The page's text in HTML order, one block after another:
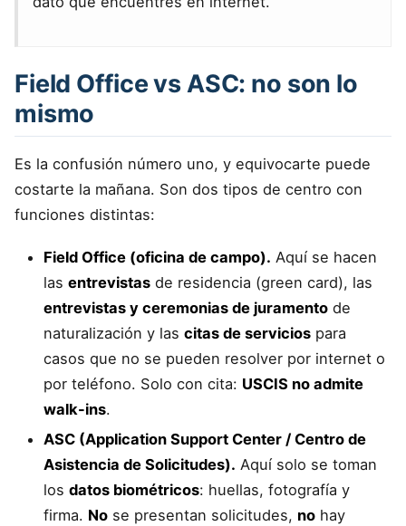
Field Office vs ASC: no son lo
mismo
Es la confusión número uno, y equivocarte puede
costarte la mañana. Son dos tipos de centro con
funciones distintas:
Field Office (oficina de campo). Aquí se hacen
las entrevistas de residencia (green card), las
entrevistas y ceremonias de juramento de
naturalización y las citas de servicios para
casos que no se pueden resolver por internet o
por teléfono. Solo con cita: USCIS no admite
walk-ins.
ASC (Application Support Center / Centro de
Asistencia de Solicitudes). Aquí solo se toman
los datos biométricos: huellas, fotografía y
firma. No se presentan solicitudes, no hay